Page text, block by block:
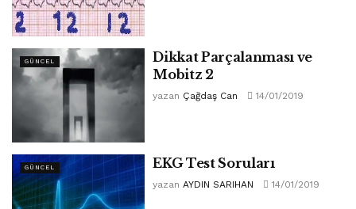
GÜNCEL
Dikkat Parçalanması ve
Mobitz 2
yazan Çağdaş Can 14/01/2019
GÜNCEL EKG Test Soruları
yazan AYDIN SARIHAN 14/01/2019